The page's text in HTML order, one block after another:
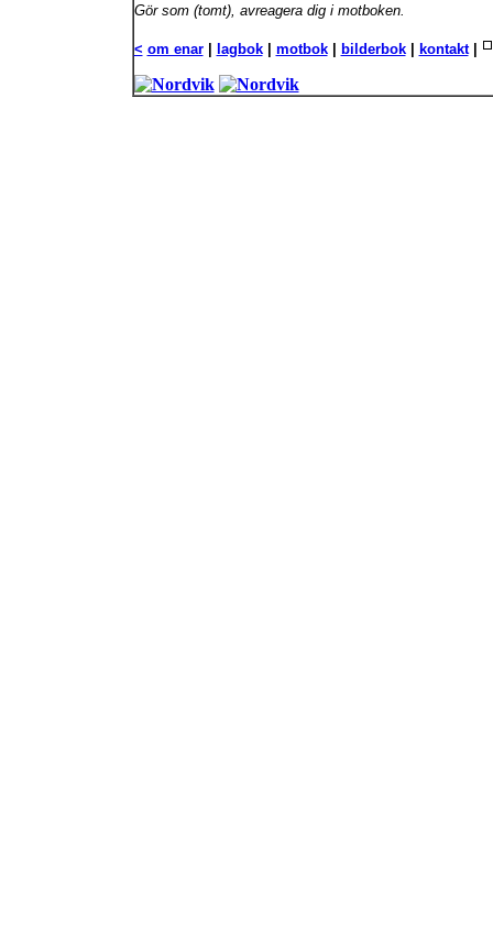
Gör som (tomt), avreagera dig i motboken.
< om enar| lagbok| motbok| bilderbok| kontakt|